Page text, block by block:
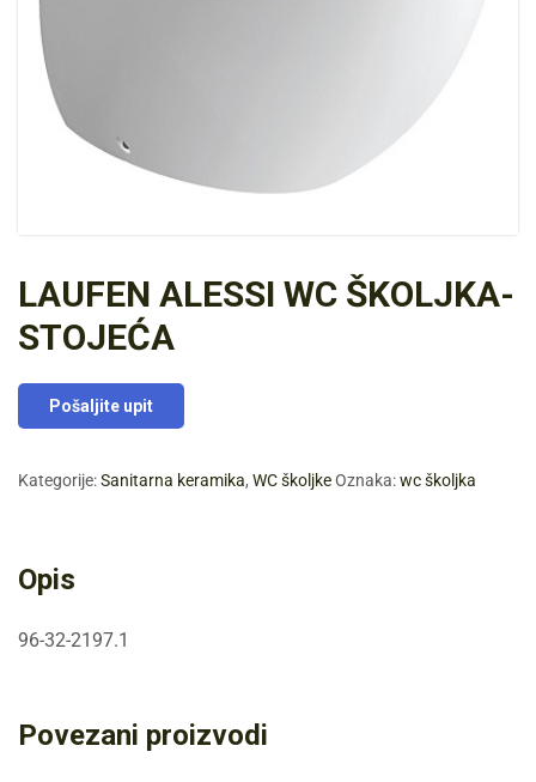
LAUFEN ALESSI WC ŠKOLJKA-
STOJEĆA
Pošaljite upit
Kategorije:Sanitarna keramika, WC školjkeOznaka:wc školjka
Opis
96-32-2197.1
Povezani proizvodi